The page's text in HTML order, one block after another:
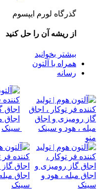
گذرگاه لورم ایپسوم
از ریشه آن را حل کنید
بیشتر بخوانید
همراه با آلتون
رسانه
منو